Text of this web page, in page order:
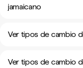
jamaicano
Ver tipos de cambio
Ver tipos de cambio